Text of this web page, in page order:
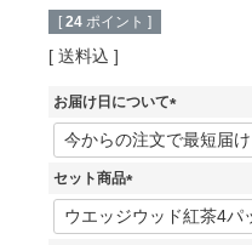
[ 24 ポイント ]
送料込
お届け日について
(
必
セット商品
(
必